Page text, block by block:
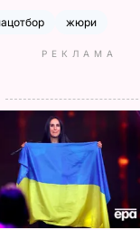
жюри
РЕКЛАМА